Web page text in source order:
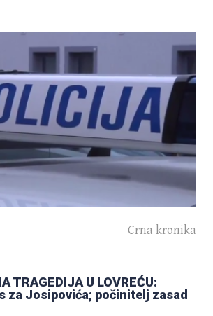
studij za
i fraze
nakon što
Crna kronika
TRAGEDIJA U LOVREĆU:
za Josipovića; počinitelj zasad